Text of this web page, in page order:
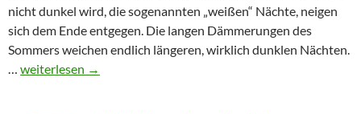
nicht dunkel wird, die sogenannten „weißen“ Nächte, neigen
sich dem Ende entgegen. Die langen Dämmerungen des
Sommers weichen endlich längeren, wirklich dunklen Nächten.
… Furioser Auftakt zur Herbstsaison
weiterlesen →